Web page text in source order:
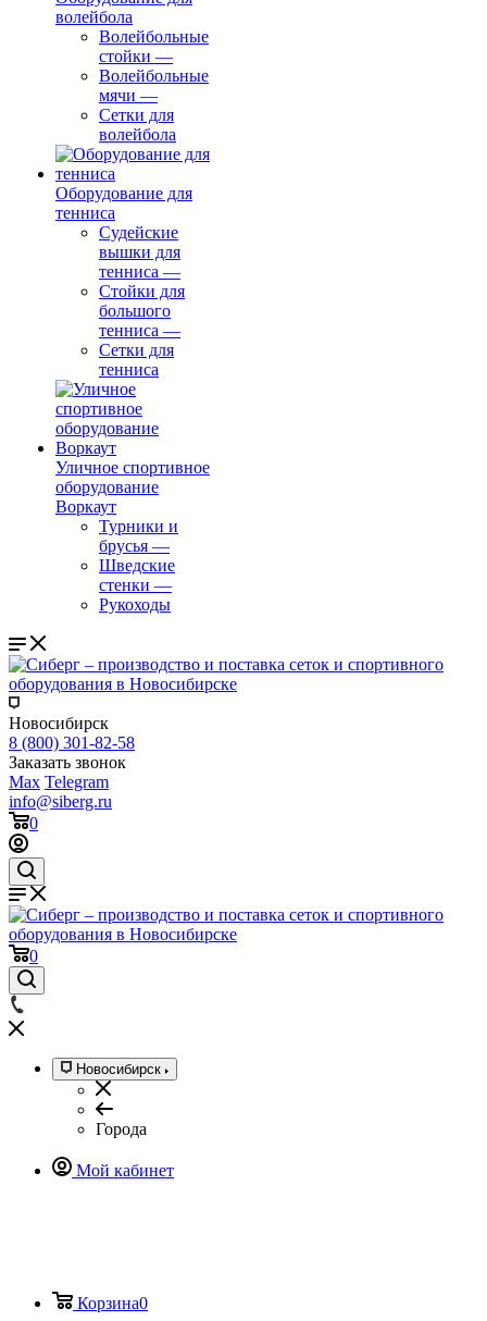
волейбола
Волейбольные
стойки —
Волейбольные
мячи —
Сетки для
волейбола
Оборудование для
тенниса
Судейские
вышки для
тенниса —
Стойки для
большого
тенниса —
Сетки для
тенниса
Уличное спортивное
оборудование
Воркаут
Турники и
брусья —
Шведские
стенки —
Рукоходы
Новосибирск
8 (800) 301-82-58
Заказать звонок
Max Telegram
info@siberg.ru
0
0
Новосибирск
Города
Мой кабинет
Корзина0